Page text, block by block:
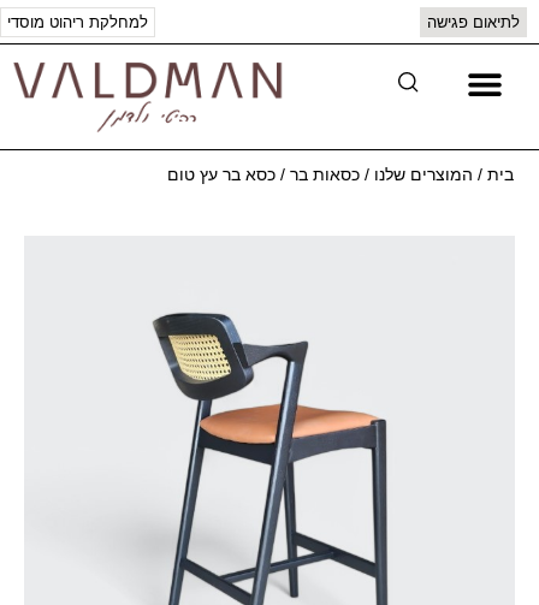
לתיאום פגישה למחלקת ריהוט מוסדי
בית / המוצרים שלנו / כסאות בר / כסא בר עץ טום